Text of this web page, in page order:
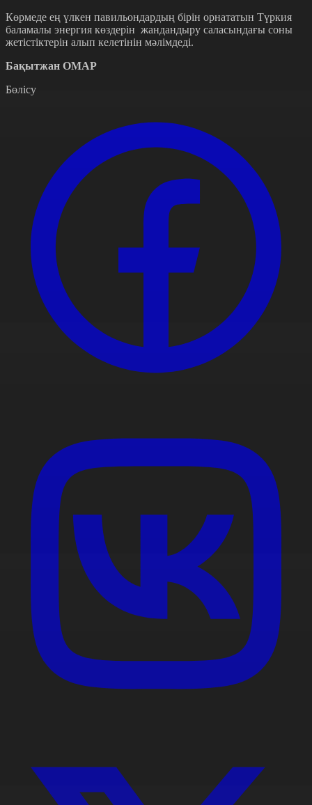
Көрмеде ең үлкен павильондардың бірін орнататын Түркия
баламалы энергия көздерін жандандыру саласындағы соны
жетістіктерін алып келетінін мәлімдеді.
Бақытжан ОМАР
Бөлісу